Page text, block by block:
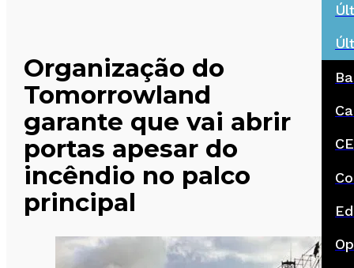
Organização do
Tomorrowland
garante que vai abrir
portas apesar do
incêndio no palco
principal